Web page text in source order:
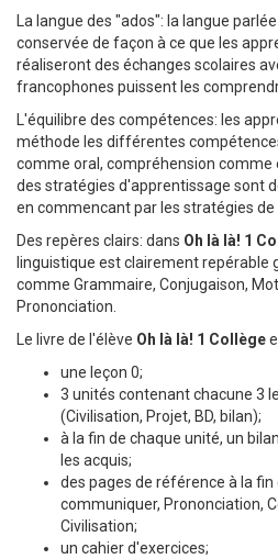
La langue des "ados": la langue
conservée de façon à ce que les
réaliseront des échanges scolaires
francophones puissent les
L'équilibre des compétences: les
méthode les différentes
comme oral, compréhension comme
des stratégies d'apprentissage sont
en commencant par les stratégies de
Des repères clairs: dans Oh là là! 1
linguistique est clairement repérable
comme Grammaire, Conjugaison,
Prononciation.
Le livre de l'élève Oh là là! 1 Collège
une leçon 0;
3 unités contenant chacune 3
(Civilisation, Projet, BD, bilan);
à la fin de chaque unité, un
les acquis;
des pages de référence à la fin
communiquer, Prononciation,
Civilisation;
un cahier d'exercices;